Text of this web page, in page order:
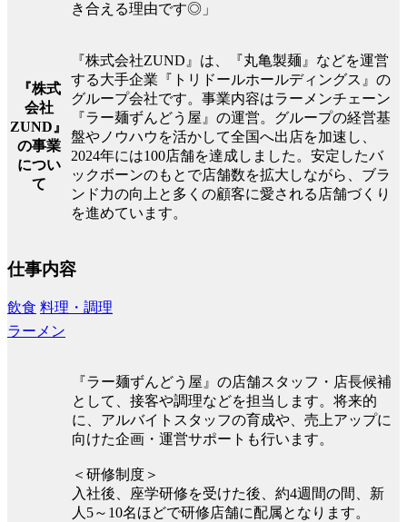
き合える理由です◎」
『株式
会社
ZUND』
の事業
につい
て
『株式会社ZUND』は、『丸亀製麺』などを運営
する大手企業『トリドールホールディングス』の
グループ会社です。事業内容はラーメンチェーン
『ラー麺ずんどう屋』の運営。グループの経営基
盤やノウハウを活かして全国へ出店を加速し、
2024年には100店舗を達成しました。安定したバ
ックボーンのもとで店舗数を拡大しながら、ブラ
ンド力の向上と多くの顧客に愛される店舗づくり
を進めています。
仕事内容
飲食 料理・調理
ラーメン
『ラー麺ずんどう屋』の店舗スタッフ・店長候補
として、接客や調理などを担当します。将来的
に、アルバイトスタッフの育成や、売上アップに
向けた企画・運営サポートも行います。
＜研修制度＞
入社後、座学研修を受けた後、約4週間の間、新
人5～10名ほどで研修店舗に配属となります。